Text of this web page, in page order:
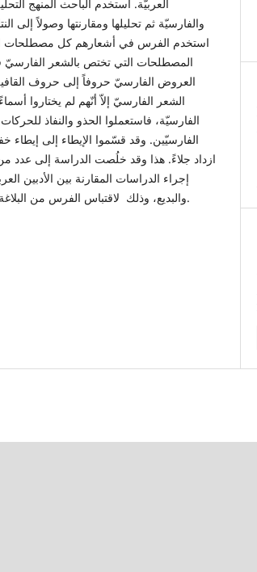
العربيّة. استخدم الباحث المنهج
والفارسيّة ثم تحليلها ومقارنتها وصولاً إلى
استخدم الفرس في أشعارهم كل مصطلحات
المصطلحات التي تختص بالشعر الفارسيّ
العروض الفارسيّ حروفاً إلى حروف
الشعر الفارسيّ إلاّ أنّهم لم يختاروا
الفارسيّة، فاستعملوا الحذو والنفاذ
الفارسيّين. وقد قسّموا الإيطاء إلى إيطاء
ازداد جلاءً. هذا وقد خلُصت الدراسة إلى عدد
إجراء الدراسات المقارنة بين الأدبين
والبديع، وذلك لاقتباس الفرس من البلاغة العربيّة الكثير من المصطلحات والمعاني.